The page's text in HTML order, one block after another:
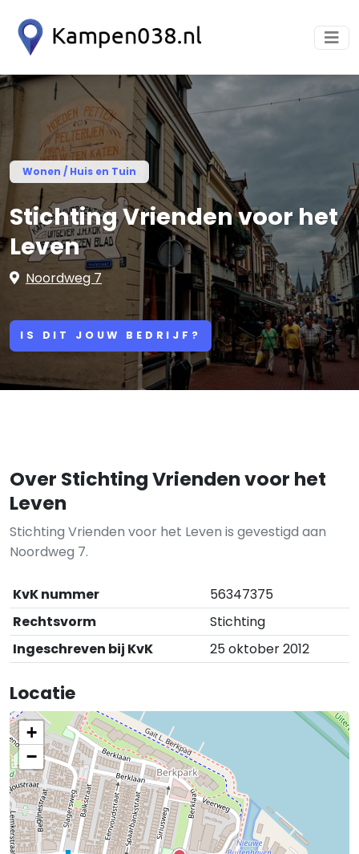
Wonen / Huis en Tuin
Stichting Vrienden voor het
Leven
Noordweg 7
IS DIT JOUW BEDRIJF?
Over Stichting Vrienden voor het
Leven
Stichting Vrienden voor het Leven is gevestigd aan
Noordweg 7.
KvK nummer
56347375
Rechtsvorm
Stichting
Ingeschreven bij KvK
25 oktober 2012
Locatie
+
−